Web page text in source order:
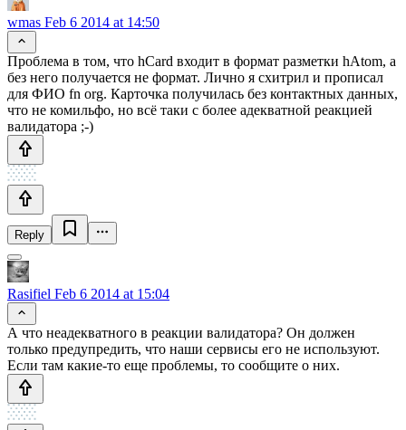
wmas Feb 6 2014 at 14:50
Проблема в том, что hCard входит в формат разметки hAtom, а
без него получается не формат. Лично я схитрил и прописал
для ФИО fn org. Карточка получилась без контактных данных,
что не комильфо, но всё таки с более адекватной реакцией
валидатора ;-)
Reply
Rasifiel Feb 6 2014 at 15:04
А что неадекватного в реакции валидатора? Он должен
только предупредить, что наши сервисы его не используют.
Если там какие-то еще проблемы, то сообщите о них.